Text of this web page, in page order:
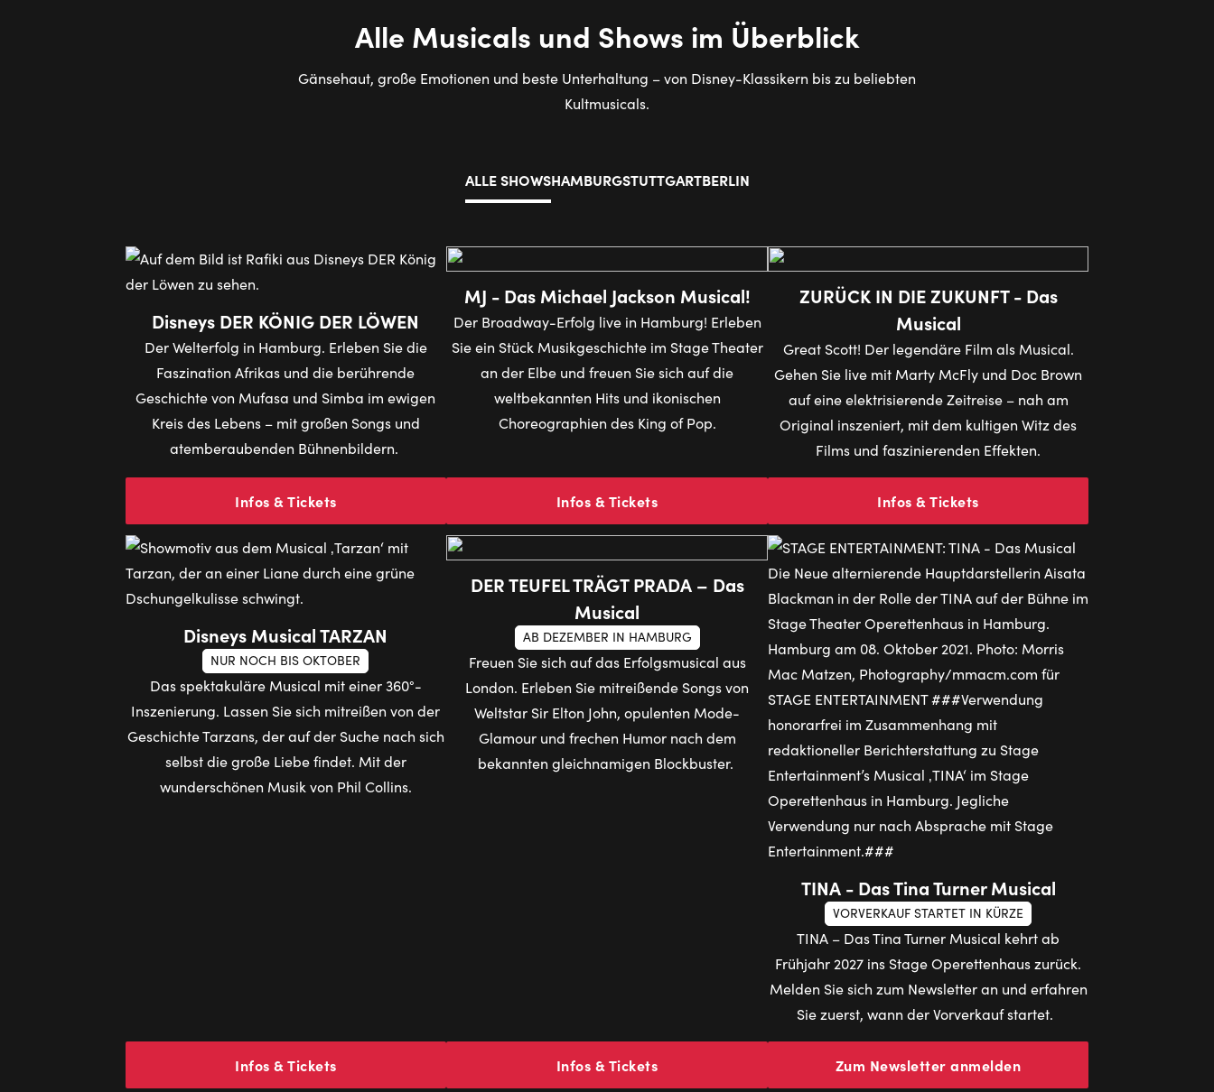
Alle Musicals und Shows im Überblick
Gänsehaut, große Emotionen und beste Unterhaltung – von Disney-Klassikern bis zu beliebten
Kultmusicals.
ALLE SHOWSHAMBURGSTUTTGARTBERLIN
Disneys DER KÖNIG DER LÖWEN
Der Welterfolg in Hamburg. Erleben Sie die
Faszination Afrikas und die berührende
Geschichte von Mufasa und Simba im ewigen
Kreis des Lebens – mit großen Songs und
atemberaubenden Bühnenbildern.
Infos & Tickets
MJ - Das Michael Jackson Musical!
Der Broadway-Erfolg live in Hamburg! Erleben
Sie ein Stück Musikgeschichte im Stage Theater
an der Elbe und freuen Sie sich auf die
weltbekannten Hits und ikonischen
Choreographien des King of Pop.
Infos & Tickets
ZURÜCK IN DIE ZUKUNFT - Das
Musical
Great Scott! Der legendäre Film als Musical.
Gehen Sie live mit Marty McFly und Doc Brown
auf eine elektrisierende Zeitreise – nah am
Original inszeniert, mit dem kultigen Witz des
Films und faszinierenden Effekten.
Infos & Tickets
Disneys Musical TARZAN
NUR NOCH BIS OKTOBER
Das spektakuläre Musical mit einer 360°-
Inszenierung. Lassen Sie sich mitreißen von der
Geschichte Tarzans, der auf der Suche nach sich
selbst die große Liebe findet. Mit der
wunderschönen Musik von Phil Collins.
Infos & Tickets
DER TEUFEL TRÄGT PRADA – Das
Musical
AB DEZEMBER IN HAMBURG
Freuen Sie sich auf das Erfolgsmusical aus
London. Erleben Sie mitreißende Songs von
Weltstar Sir Elton John, opulenten Mode-
Glamour und frechen Humor nach dem
bekannten gleichnamigen Blockbuster.
Infos & Tickets
TINA - Das Tina Turner Musical
VORVERKAUF STARTET IN KÜRZE
TINA – Das Tina Turner Musical kehrt ab
Frühjahr 2027 ins Stage Operettenhaus zurück.
Melden Sie sich zum Newsletter an und erfahren
Sie zuerst, wann der Vorverkauf startet.
Zum Newsletter anmelden